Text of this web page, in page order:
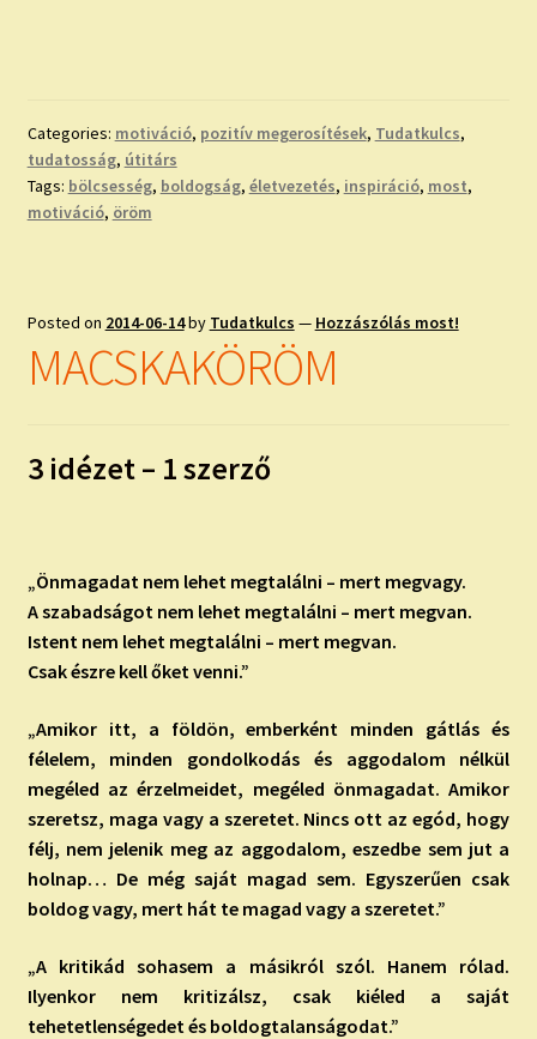
Categories: motiváció, pozitív megerosítések, Tudatkulcs,
tudatosság, útitárs
Tags: bölcsesség, boldogság, életvezetés, inspiráció, most,
motiváció, öröm
Posted on 2014-06-14by Tudatkulcs — Hozzászólás most!
MACSKAKÖRÖM
3 idézet – 1 szerző
„Önmagadat nem lehet megtalálni – mert megvagy.
A szabadságot nem lehet megtalálni – mert megvan.
Istent nem lehet megtalálni – mert megvan.
Csak észre kell őket venni.”
„Amikor itt, a földön, emberként minden gátlás és
félelem, minden gondolkodás és aggodalom nélkül
megéled az érzelmeidet, megéled önmagadat. Amikor
szeretsz, maga vagy a szeretet. Nincs ott az egód, hogy
félj, nem jelenik meg az aggodalom, eszedbe sem jut a
holnap… De még saját magad sem. Egyszerűen csak
boldog vagy, mert hát te magad vagy a szeretet.”
„A kritikád sohasem a másikról szól. Hanem rólad.
Ilyenkor nem kritizálsz, csak kiéled a saját
tehetetlenségedet és boldogtalanságodat.”